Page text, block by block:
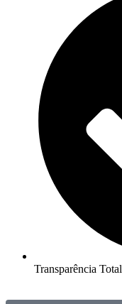
Transparência Total